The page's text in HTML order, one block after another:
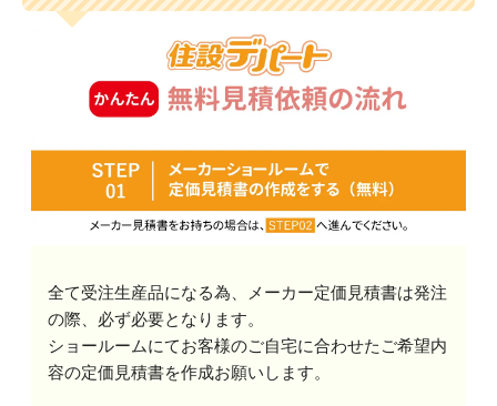
全て受注生産品になる為、メーカー定価見積書は発注
の際、必ず必要となります。
ショールームにてお客様のご自宅に合わせたご希望内
容の定価見積書を作成お願いします。